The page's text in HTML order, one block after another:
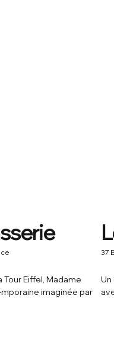
Eiffel, Madame
imaginée par
37